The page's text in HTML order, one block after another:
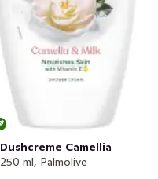
Dushcreme Camellia
250 ml, Palmolive